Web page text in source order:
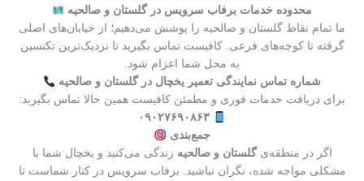
محدوده خدمات برفاب سرویس در گلستان و صالحیه
ما تمام نقاط گلستان و صالحیه را پوشش می‌دهیم؛ از خیابان‌های اصلی
گرفته تا کوچه‌های فرعی. کافیست تماس بگیرید تا نزدیک‌ترین تکنسین
به محل شما اعزام شود.
شماره تماس نمایندگی تعمیر یخچال در گلستان و صالحیه
برای دریافت خدمات فوری و مطمئن کافیست همین حالا تماس بگیرید:
۰۹۰۲۷۶۹۰۸۶۳
جمع‌بندی
اگر در منطقه‌یگلستان و صالحیه زندگی می‌کنید و یخچال شما با
مشکلی مواجه شده، نگران نباشید. برفاب سرویس در کنار شماست تا